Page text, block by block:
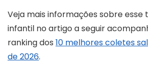
Veja mais informações sobre esse
infantil no artigo a seguir
ranking dos 10 melhores coletes
de 2026.